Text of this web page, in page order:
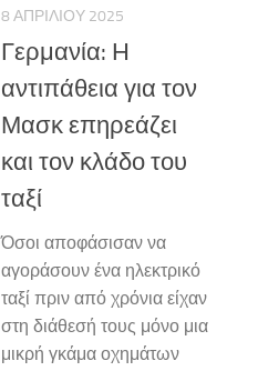
8 ΑΠΡΙΛΊΟΥ 2025
Γερμανία: Η
αντιπάθεια για τον
Μασκ επηρεάζει
και τον κλάδο του
ταξί
Όσοι αποφάσισαν να
αγοράσουν ένα ηλεκτρικό
ταξί πριν από χρόνια είχαν
στη διάθεσή τους μόνο μια
μικρή γκάμα οχημάτων